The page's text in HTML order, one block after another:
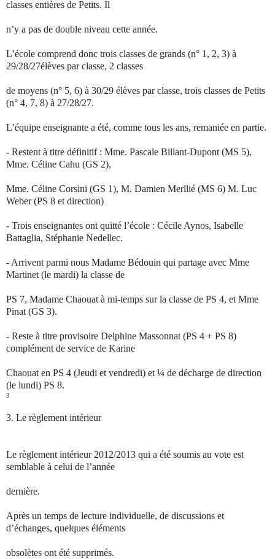
classes entières de Petits. Il
n’y a pas de double niveau cette année.
L’école comprend donc trois classes de grands (n° 1, 2, 3) à
29/28/27élèves par classe, 2 classes
de moyens (n° 5, 6) à 30/29 élèves par classe, trois classes de Petits
(n° 4, 7, 8) à 27/28/27.
L’équipe enseignante a été, comme tous les ans, remaniée en partie.
- Restent à titre définitif : Mme. Pascale Billant-Dupont (MS 5),
Mme. Céline Cahu (GS 2),
Mme. Céline Corsini (GS 1), M. Damien Merllié (MS 6) M. Luc
Weber (PS 8 et direction)
- Trois enseignantes ont quitté l’école : Cécile Aynos, Isabelle
Battaglia, Stéphanie Nedellec.
- Arrivent parmi nous Madame Bédouin qui partage avec Mme
Martinet (le mardi) la classe de
PS 7, Madame Chaouat à mi-temps sur la classe de PS 4, et Mme
Pinat (GS 3).
- Reste à titre provisoire Delphine Massonnat (PS 4 + PS 8)
complément de service de Karine
Chaouat en PS 4 (Jeudi et vendredi) et ¼ de décharge de direction
(le lundi) PS 8.
3
3. Le règlement intérieur
Le règlement intérieur 2012/2013 qui a été soumis au vote est
semblable à celui de l’année
dernière.
Après un temps de lecture individuelle, de discussions et
d’échanges, quelques éléments
obsolètes ont été supprimés.